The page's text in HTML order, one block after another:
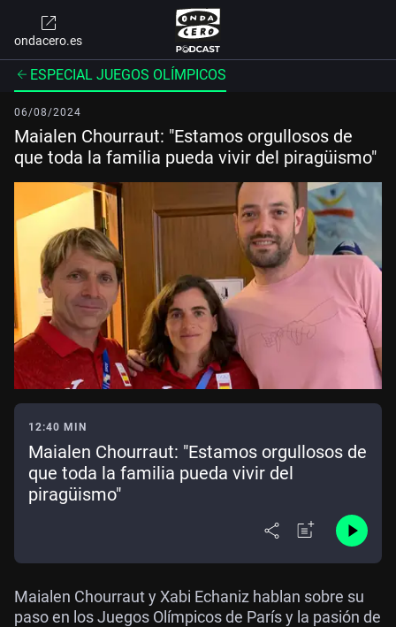
ondacero.es
ESPECIAL JUEGOS OLÍMPICOS
06/08/2024
Maialen Chourraut: "Estamos orgullosos de
que toda la familia pueda vivir del piragüismo"
12:40 MIN
Maialen Chourraut: "Estamos orgullosos de
que toda la familia pueda vivir del
piragüismo"
Maialen Chourraut y Xabi Echaniz hablan sobre su
paso en los Juegos Olímpicos de París y la pasión de